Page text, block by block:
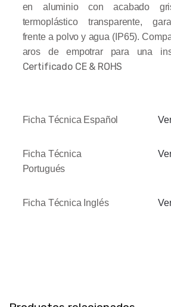
en aluminio con acabado
termoplástico transparente,
frente a polvo y agua (IP65).
aros de empotrar para una
Certificado CE & ROHS
Ficha Técnica Español
Ficha Técnica
Portugués
Ficha Técnica Inglés